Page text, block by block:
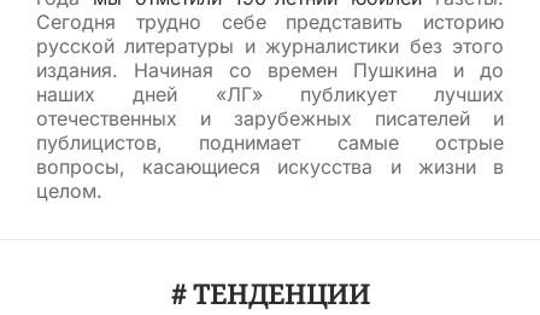
Сегодня трудно себе представить историю
русской литературы и журналистики без этого
издания. Начиная со времен Пушкина и до
наших дней «ЛГ» публикует лучших
отечественных и зарубежных писателей и
публицистов, поднимает самые острые
вопросы, касающиеся искусства и жизни в
целом.
# ТЕНДЕНЦИИ